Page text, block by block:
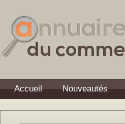
Accueil Nouveautés